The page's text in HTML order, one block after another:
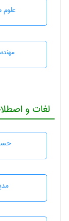
لغات و